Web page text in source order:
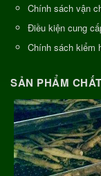
Chính sách vận
Điều kiện cung
Chính sách kiểm
SẢN PHẨM